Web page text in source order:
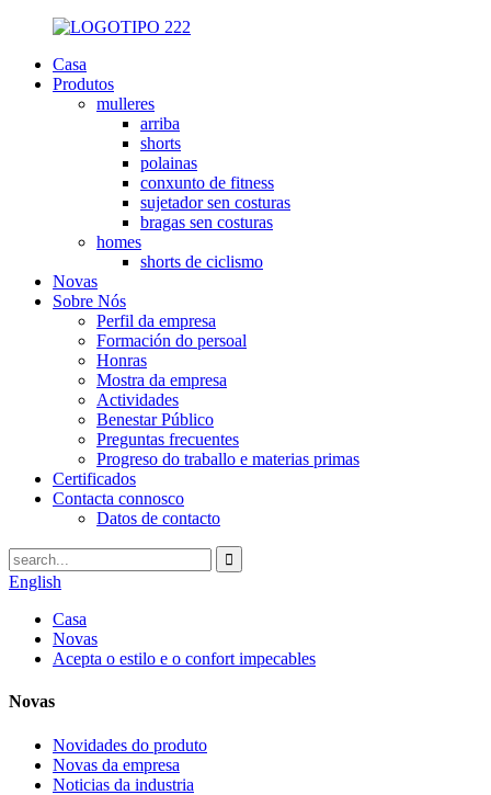
Casa
Produtos
mulleres
arriba
shorts
polainas
conxunto de fitness
sujetador sen costuras
bragas sen costuras
homes
shorts de ciclismo
Novas
Sobre Nós
Perfil da empresa
Formación do persoal
Honras
Mostra da empresa
Actividades
Benestar Público
Preguntas frecuentes
Progreso do traballo e materias primas
Certificados
Contacta connosco
Datos de contacto
English
Casa
Novas
Acepta o estilo e o confort impecables
Novas
Novidades do produto
Novas da empresa
Noticias da industria